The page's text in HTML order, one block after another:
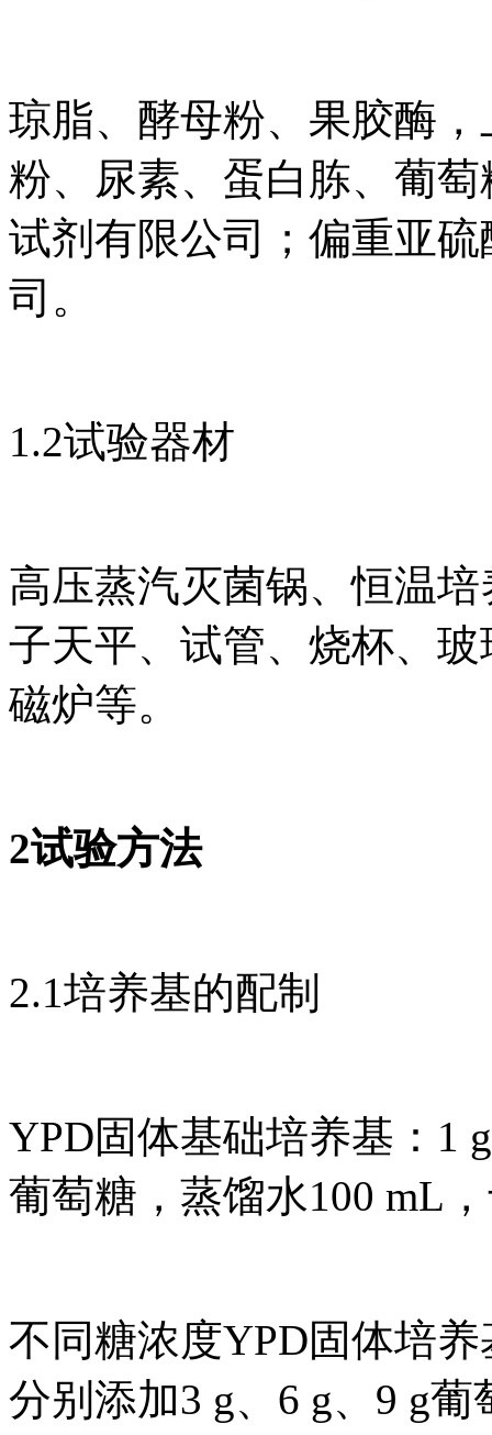
琼脂、酵母粉、果胶酶
粉、尿素、蛋白胨、葡
试剂有限公司；偏重亚
司。
1.2试验器材
高压蒸汽灭菌锅、恒温
子天平、试管、烧杯、
磁炉等。
2试验方法
2.1培养基的配制
YPD固体基础培养基：1
葡萄糖，蒸馏水100 mL
不同糖浓度YPD固体培
分别添加3 g、6 g、9 g